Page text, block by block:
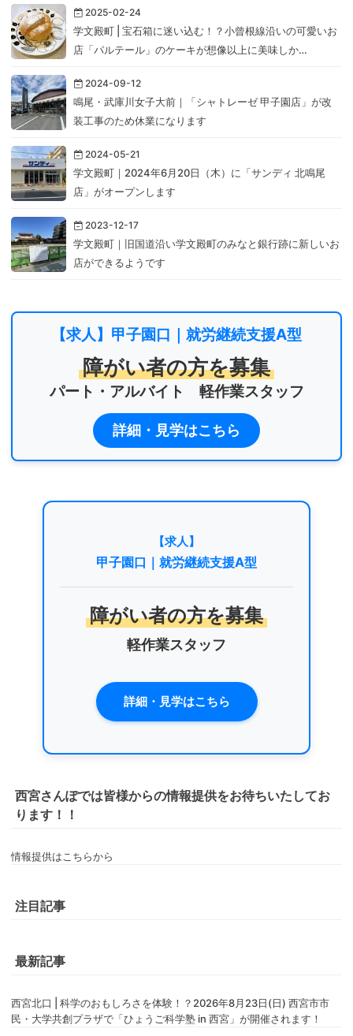
2025-02-24
学文殿町 | 宝石箱に迷い込む！？小曾根線沿いの可愛いお
店「パルテール」のケーキが想像以上に美味しか…
2024-09-12
鳴尾・武庫川女子大前｜「シャトレーゼ 甲子園店」が改
装工事のため休業になります
2024-05-21
学文殿町｜2024年6月20日（木）に「サンディ 北鳴尾
店」がオープンします
2023-12-17
学文殿町｜旧国道沿い学文殿町のみなと銀行跡に新しいお
店ができるようです
【求人】甲子園口｜就労継続支援A型
障がい者の方を募集
パート・アルバイト 軽作業スタッフ
詳細・見学はこちら
【求人】
甲子園口｜就労継続支援A型
障がい者の方を募集
軽作業スタッフ
詳細・見学はこちら
西宮さんぽでは皆様からの情報提供をお待ちいたしてお
ります！！
情報提供はこちらから
注目記事
最新記事
西宮北口 | 科学のおもしろさを体験！？2026年8月23日(日) 西宮市市
民・大学共創プラザで「ひょうご科学塾 in 西宮」が開催されます！